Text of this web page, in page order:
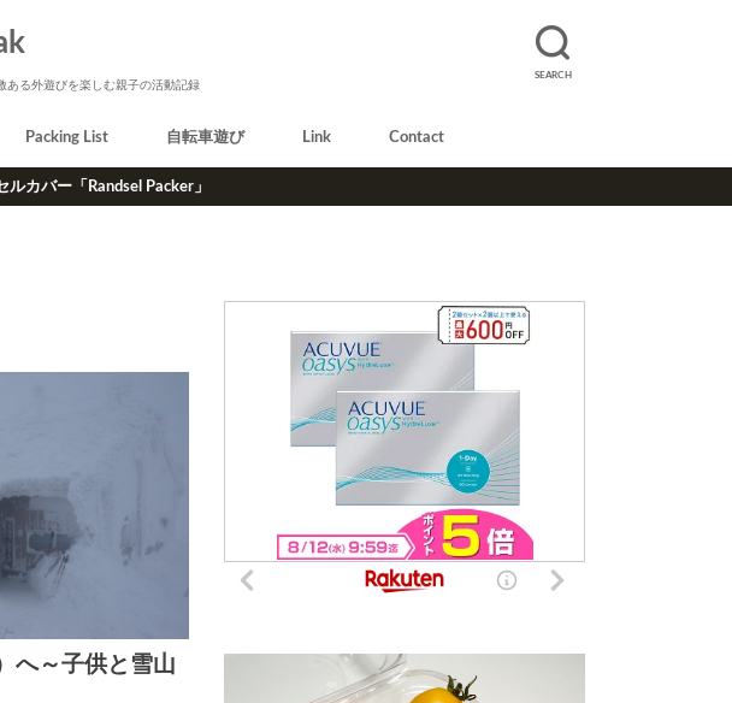
SEARCH
ある外遊びを楽しむ親子の活動記録
Packing List 自転車遊び Link Contact
カバー「Randsel Packer」
へ～子供と雪山